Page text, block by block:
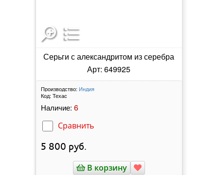
Серьги с александритом из серебра
Арт: 649925
Производство: Индия
Код: Техас
Наличие: 6
Сравнить
5 800 руб.
В корзину